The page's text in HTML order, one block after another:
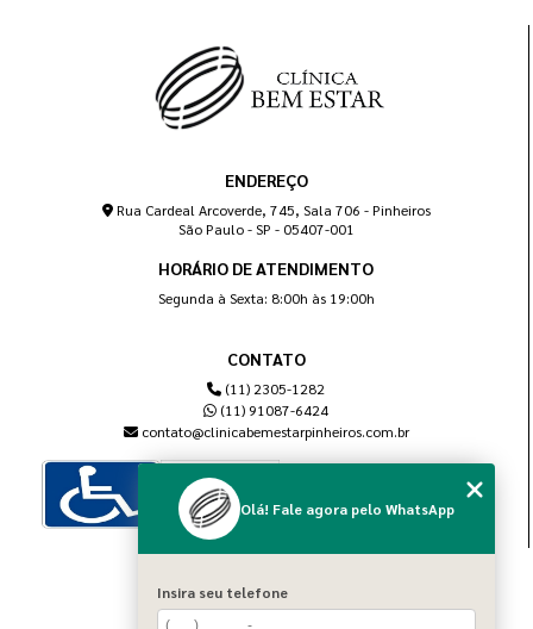
ENDEREÇO
Rua Cardeal Arcoverde, 745, Sala 706 - Pinheiros
São Paulo - SP - 05407-001
HORÁRIO DE ATENDIMENTO
Segunda à Sexta: 8:00h às 19:00h
CONTATO
(11) 2305-1282
(11) 91087-6424
contato@clinicabemestarpinheiros.com.br
Home
Olá! Fale agora pelo WhatsApp
Insira seu telefone